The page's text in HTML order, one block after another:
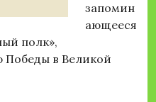
запомин
ающееся
полк»,
Победы в Великой